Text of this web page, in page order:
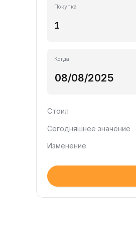
Покупка
Когда
Стоил
Сегодняшнее значение
Изменение